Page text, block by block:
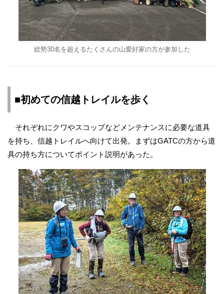
総勢30名を超えるたくさんの山愛好家の方が参加した
■初めての信越トレイルを歩く
それぞれにクワやスコップなどメンテナンスに必要な道具
を持ち、信越トレイルへ向けて出発。まずはGATCの方から道
具の持ち方についてポイント説明があった。